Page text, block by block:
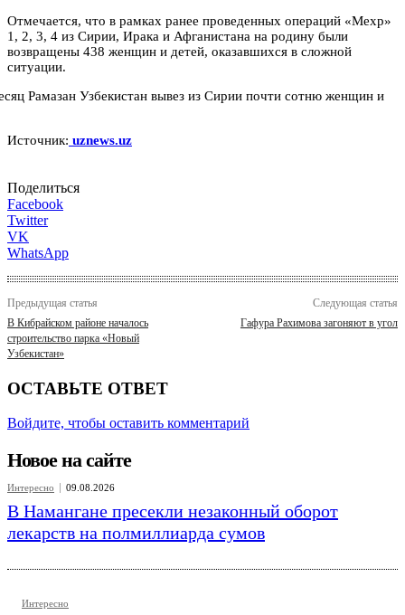
Отмечается, что в рамках ранее проведенных операций «Мехр»
1, 2, 3, 4 из Сирии, Ирака и Афганистана на родину были
возвращены 438 женщин и детей, оказавшихся в сложной
ситуации.
Источник: uznews.uz
Поделиться
Facebook
Twitter
VK
WhatsApp
Предыдущая статья
В Кибрайском районе началось
строительство парка «Новый
Узбекистан»
Следующая статья
Гафура Рахимова загоняют в угол
ОСТАВЬТЕ ОТВЕТ
Войдите, чтобы оставить комментарий
Новое на сайте
Интересно 09.08.2026
В Намангане пресекли незаконный оборот
лекарств на полмиллиарда сумов
Интересно